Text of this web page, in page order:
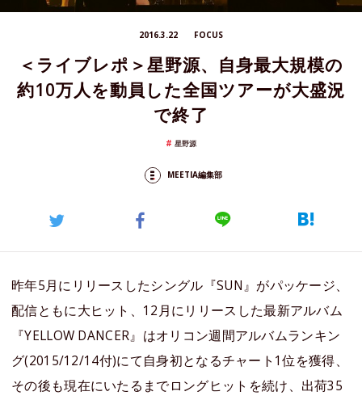
2016.3.22 FOCUS
＜ライブレポ＞星野源、自身最大規模の
約10万人を動員した全国ツアーが大盛況
で終了
星野源
MEETIA編集部
昨年5月にリリースしたシングル『SUN』がパッケージ、
配信ともに大ヒット、12月にリリースした最新アルバム
『YELLOW DANCER』はオリコン週間アルバムランキン
グ(2015/12/14付)にて自身初となるチャート1位を獲得、
その後も現在にいたるまでロングヒットを続け、出荷35